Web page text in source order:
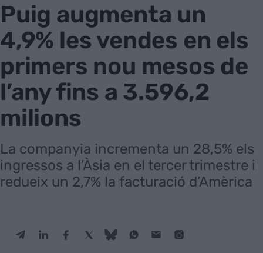
Puig augmenta un
4,9% les vendes en els
primers nou mesos de
l’any fins a 3.596,2
milions
La companyia incrementa un 28,5% els
ingressos a l’Àsia en el tercer trimestre i
redueix un 2,7% la facturació d’Amèrica